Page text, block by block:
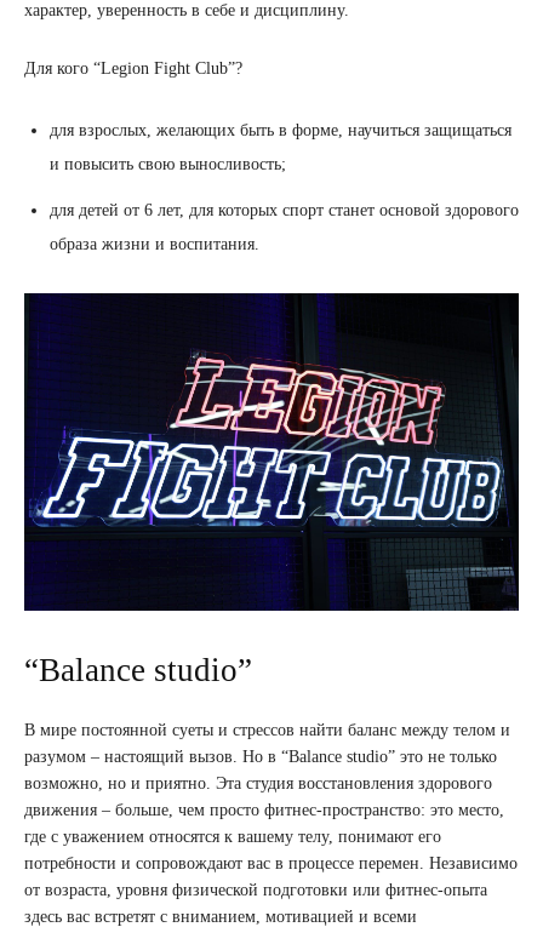
характер, уверенность в себе и дисциплину.
Для кого “Legion Fight Club”?
для взрослых, желающих быть в форме, научиться защищаться
и повысить свою выносливость;
для детей от 6 лет, для которых спорт станет основой здорового
образа жизни и воспитания.
“Balance studio”
В мире постоянной суеты и стрессов найти баланс между телом и
разумом – настоящий вызов. Но в “Balance studio” это не только
возможно, но и приятно. Эта студия восстановления здорового
движения – больше, чем просто фитнес-пространство: это место,
где с уважением относятся к вашему телу, понимают его
потребности и сопровождают вас в процессе перемен. Независимо
от возраста, уровня физической подготовки или фитнес-опыта
здесь вас встретят с вниманием, мотивацией и всеми